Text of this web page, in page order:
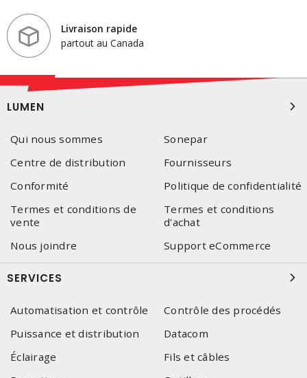
Livraison rapide
partout au Canada
LUMEN
Qui nous sommes
Sonepar
Centre de distribution
Fournisseurs
Conformité
Politique de confidentialité
Termes et conditions de
vente
Termes et conditions
d'achat
Nous joindre
Support eCommerce
SERVICES
Automatisation et contrôle
Contrôle des procédés
Puissance et distribution
Datacom
Éclairage
Fils et câbles